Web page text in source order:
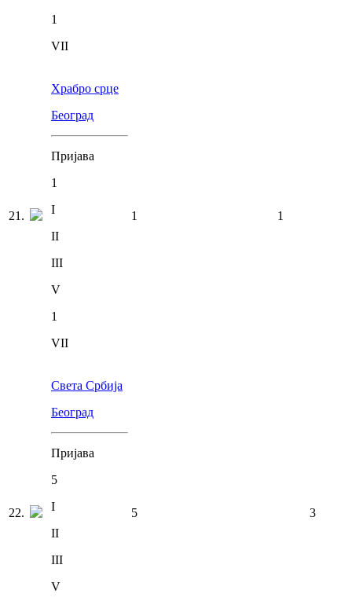
1
VII
21 .
Храбро срце
Београд
Пријава
1
I
II
III
V
1
VII
1 1
22.
Света Србија
Београд
Пријава
5
I
II
III
V
5 3